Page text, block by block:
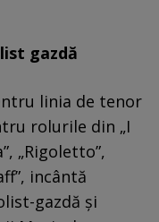
gazdă
linia de tenor
rolurile din „I
„Rigoletto”,
incântă
gazdă şi